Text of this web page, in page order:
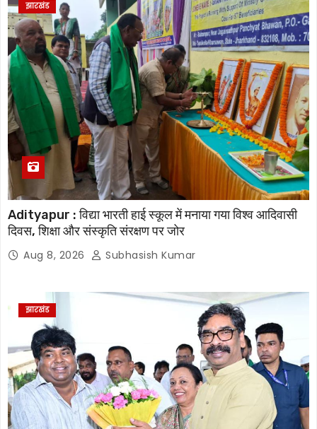
झारखंड
Adityapur : विद्या भारती हाई स्कूल में मनाया गया विश्व आदिवासी
दिवस, शिक्षा और संस्कृति संरक्षण पर जोर
Aug 8, 2026 Subhasish Kumar
झारखंड